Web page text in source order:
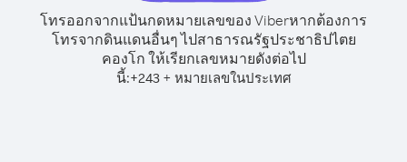
โทรออกจากแป้นกดหมายเลขของ Viberหากต้องการ
โทรจากดินแดนอื่นๆ ไปสาธารณรัฐประชาธิปไตย
คองโก ให้เรียกเลขหมายดังต่อไป
นี้:+243+ หมายเลขในประเทศ